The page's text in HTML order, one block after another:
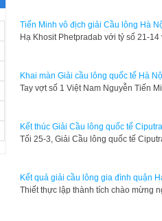
Tiến Minh vô địch giải Cầu lông Hà
Hạ Khosit Phetpradab với tỷ số 21-
Khai màn Giải cầu lông quốc tế Hà
Tay vợt số 1 Việt Nam Nguyễn Tiến
Kết thúc Giải Cầu lông quốc tế
Tối 25-3, Giải Cầu lông quốc tế
Kết quả giải cầu lông gia đình quận
Thiết thực lập thành tích chào mừng